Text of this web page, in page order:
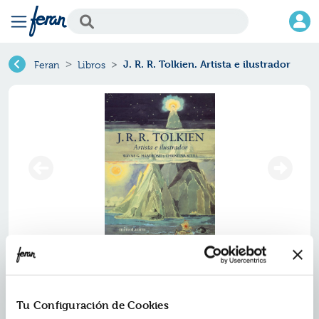
Tu Configuración de Cookies
Feran Libros J. R. R. Tolkien. Artista e ilustrador
J. r. r. tolkien. artista e ilustrador
ISBN:9788445016077